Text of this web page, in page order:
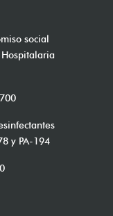
social
y PA-194